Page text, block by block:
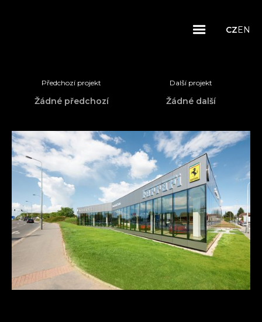
CZEN
Předchozí projekt
Žádné předchozí
Další projekt
Žádné další